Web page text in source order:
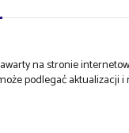
na stronie
podlegać aktualizacji